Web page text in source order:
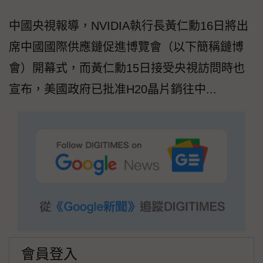
中國央視報導，NVIDIA執行長黃仁勳16日將出
席中國國際供應鏈促進博覽會（以下簡稱鏈博
會）開幕式，而黃仁勳15日接受央視訪問時也
宣布，美國政府已批准H20晶片銷往中...
會員登入